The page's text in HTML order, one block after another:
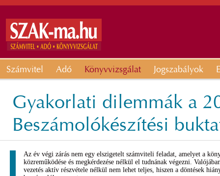
Számvitel Adó Könyvvizsgálat Jogszabályok
Gyakorlati dilemmák a
Beszámolókészítési
Az év végi zárás nem egy elszigetelt számviteli feladat, amelyet a
közreműködése és megkérdezése nélkül el tudnának végezni.
vezetés aktív részvétele nélkül nem lehet teljes, hiszen a döntések